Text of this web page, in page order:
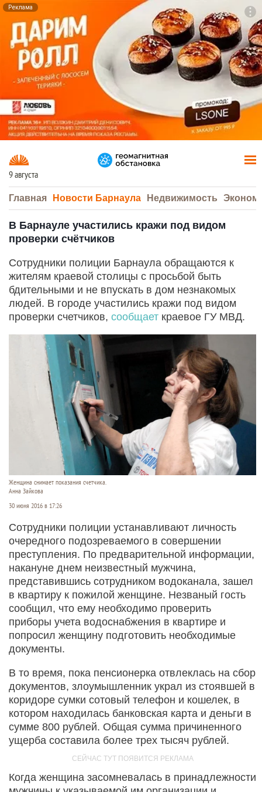
Реклама
9 августа
Главная Новости Барнаула Недвижимость
В Барнауле участились кражи под видом
проверки счётчиков
Сотрудники полиции Барнаула обращаются к
жителям краевой столицы с просьбой быть
бдительными и не впускать в дом незнакомых
людей. В городе участились кражи под видом
проверки счетчиков, сообщает краевое ГУ МВД.
Женщина снимает показания счетчика.
Анна Зайкова
30 июня 2016 в 17:26
Сотрудники полиции устанавливают личность
очередного подозреваемого в совершении
преступления. По предварительной информации,
накануне днем неизвестный мужчина,
представившись сотрудником водоканала, зашел
в квартиру к пожилой женщине. Незваный гость
сообщил, что ему необходимо проверить
приборы учета водоснабжения в квартире и
попросил женщину подготовить необходимые
документы.
В то время, пока пенсионерка отвлеклась на сбор
документов, злоумышленник украл из стоявшей в
коридоре сумки сотовый телефон и кошелек, в
котором находилась банковская карта и деньги в
сумме 800 рублей. Общая сумма причиненного
ущерба составила более трех тысяч рублей.
Когда женщина засомневалась в принадлежности